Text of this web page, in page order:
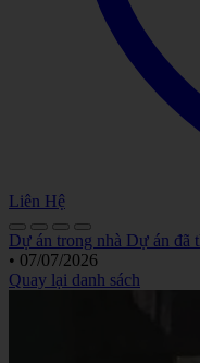
Liên Hệ
Dự án trong nhà Dự án đã
• 07/07/2026
Quay lại danh sách